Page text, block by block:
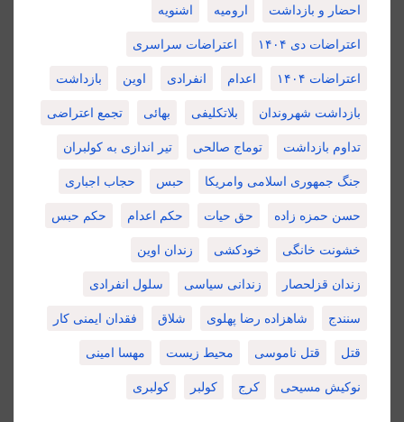
احضار و بازداشت ارومیه اشنویه
اعتراضات دی ۱۴۰۴ اعتراضات سراسری
اعتراضات ۱۴۰۴ اعدام انفرادی اوین بازداشت
بازداشت شهروندان بلاتکلیفی بهائی تجمع اعتراضی
تداوم بازداشت توماج صالحی تیر اندازی به کولبران
جنگ جمهوری اسلامی وامریکا حبس حجاب اجباری
حسن حمزه زاده حق حیات حکم اعدام حکم حبس
خشونت خانگی خودکشی زندان اوین
زندان قزلحصار زندانی سیاسی سلول انفرادی
سنندج شاهزاده رضا پهلوی شلاق فقدان ایمنی کار
قتل قتل ناموسی محیط زیست مهسا امینی
نوکیش مسیحی کرج کولبر کولبری